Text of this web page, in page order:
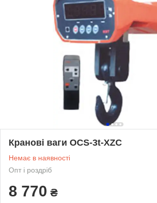
Кранові ваги OCS-3t-XZC
Немає в наявності
Опт і роздріб
8 770 ₴